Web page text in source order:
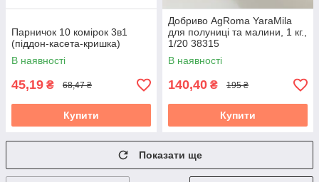
Парничок 10 комірок 3в1
(піддон-касета-кришка)
В наявності
45,19 ₴ 68,47 ₴
Купити
Добриво AgRoma YaraMila
для полуниці та малини, 1 кг.,
1/20 38315
В наявності
140,40 ₴ 195 ₴
Купити
Показати ще